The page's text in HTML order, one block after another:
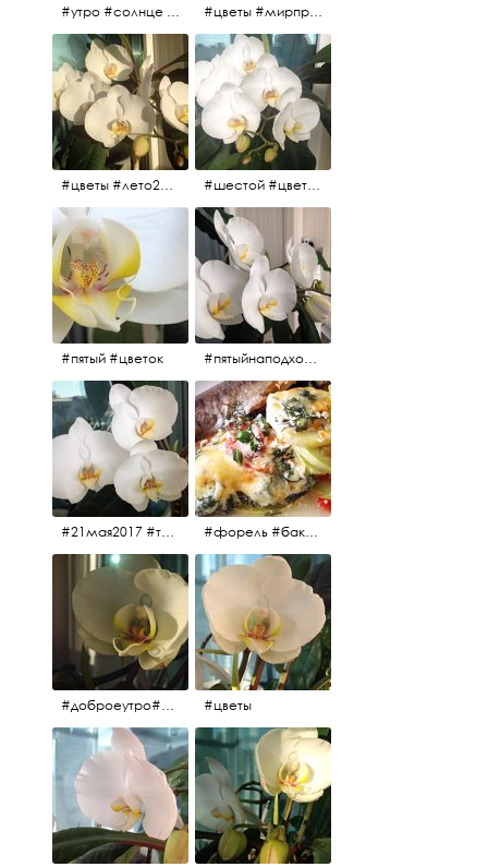
#утро #солнце #белыеночи2017 #санктпетербург #цветы #седьмойпошёл #цветы #мирпрекрасен #пятьутра
#цветы #лето2017 #седьмойнаподходе #шестой #всегодевять #шестой #цветыцветут #цветы #лето2017 #летнийснег
#пятый #цветок #пятыйнаподходе# цветы #весна2017
#21мая2017 #трио #цветы #форель #баклажаны #помидоры #завтрак
#доброеутро#май#солнце#цветы #майсолнцецветы #цветы